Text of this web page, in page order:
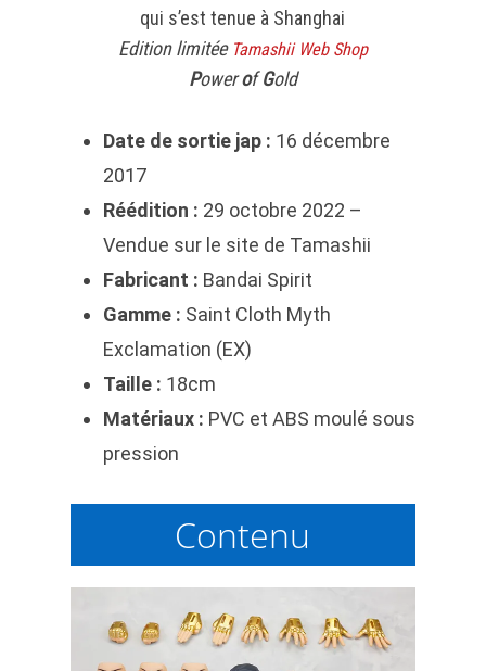
qui s’est tenue à Shanghai
Edition limitée Tamashii Web Shop
PowerofGold
Date de sortie jap : 16 décembre
2017
Réédition : 29 octobre 2022 –
Vendue sur le site de Tamashii
Fabricant : Bandai Spirit
Gamme : Saint Cloth Myth
Exclamation (EX)
Taille : 18cm
Matériaux : PVC et ABS moulé sous
pression
Contenu